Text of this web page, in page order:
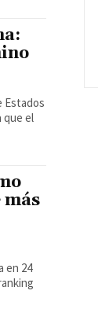
Estados
que el
en 24